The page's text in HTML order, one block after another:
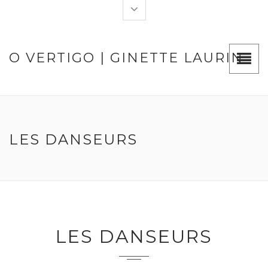
O VERTIGO | GINETTE LAURIN
LES DANSEURS
LES DANSEURS